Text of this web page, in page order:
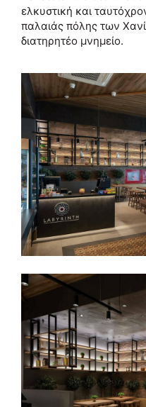
ελκυστική και
παλαιάς πόλης των
διατηρητέο μνημείο.